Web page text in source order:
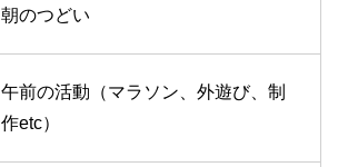
朝のつどい
午前の活動（マラソン、外遊び、制
作etc）